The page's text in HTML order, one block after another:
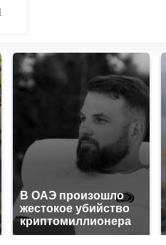
В ОАЭ произошло
жестокое убийство
криптомиллионера